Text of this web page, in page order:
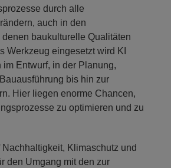
durch alle
auch in den
denen baukulturelle Qualitäten
Werkzeug eingesetzt wird KI
Entwurf, in der Planung,
bis hin zur
Hier liegen enorme Chancen,
zu optimieren und zu
Klimaschutz und
den Umgang mit den zur